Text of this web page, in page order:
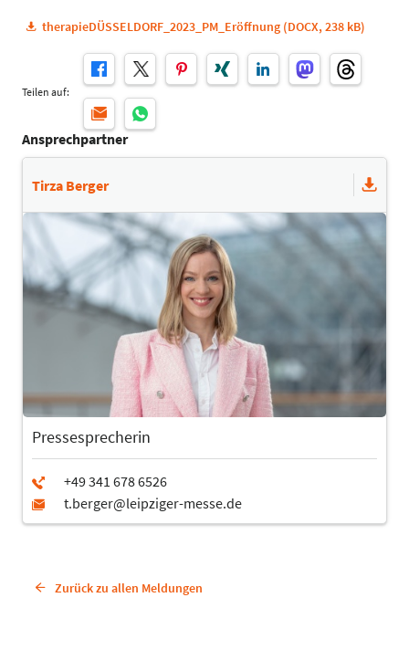
therapieDÜSSELDORF_2023_PM_Eröffnung (DOCX, 238 kB)
Teilen auf:
Ansprechpartner
Tirza Berger
Pressesprecherin
Zurück zu allen Meldungen